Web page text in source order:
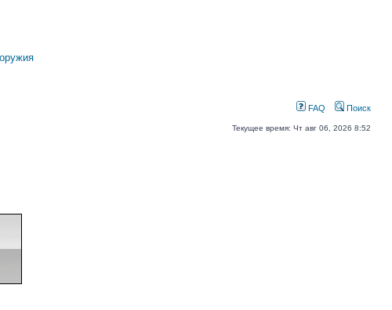
FAQ Поиск
Текущее время: Чт авг 06, 2026 8:52